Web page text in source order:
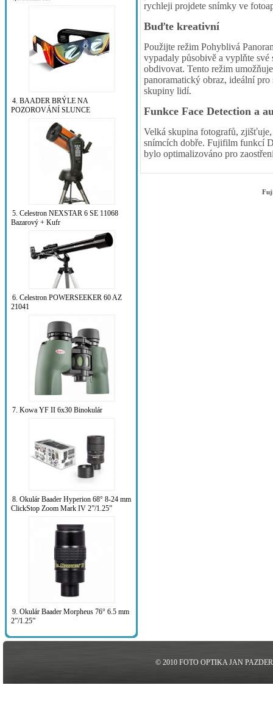
4. BAADER BRÝLE NA
POZOROVÁNÍ SLUNCE
5. Celestron NEXSTAR 6 SE 11068
Bazarový + Kufr
6. Celestron POWERSEEKER 60 AZ
21041
7. Kowa YF II 6x30 Binokulár
8. Okulár Baader Hyperion 68° 8-24 mm
ClickStop Zoom Mark IV 2”/1.25”
9. Okulár Baader Morpheus 76° 6.5 mm
2”/1.25”
rychleji projdete snímky ve
Buďte kreativní
Použijte režim Pohyblivá
vypadaly působivě a vyplňte své
obdivovat. Tento režim
panoramatický obraz, ideální
skupiny lidí.
Funkce Face Detection a
Velká skupina fotografů,
snímcích dobře. Fujifilm funkcí
bylo optimalizováno pro
© 2010 FOTO OPTIKA JAN